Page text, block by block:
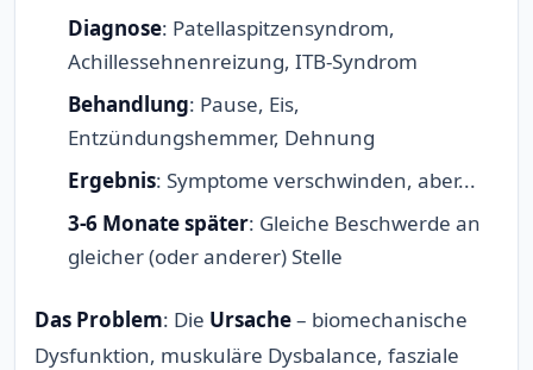
Diagnose: Patellaspitzensyndrom,
Achillessehnenreizung, ITB-Syndrom
Behandlung: Pause, Eis,
Entzündungshemmer, Dehnung
Ergebnis: Symptome verschwinden, aber...
3-6 Monate später: Gleiche Beschwerde an
gleicher (oder anderer) Stelle
Das Problem: Die Ursache– biomechanische
Dysfunktion, muskuläre Dysbalance, fasziale